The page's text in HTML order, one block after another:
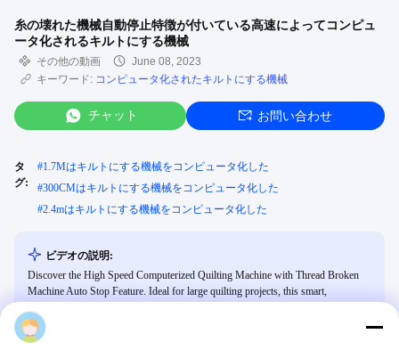
糸の壊れた機械自動停止特徴が付いている高速によってコンピュ
ータ化されるキルトにする機械
その他の動画
June 08, 2023
キーワード: コンピュータ化されたキルトにする機械
チャット お問い合わせ
タ
グ:
#1.7Mはキルトにする機械をコンピュータ化した
#300CMはキルトにする機械をコンピュータ化した
#2.4mはキルトにする機械をコンピュータ化した
ビデオの説明:
Discover the High Speed Computerized Quilting Machine with Thread Broken
Machine Auto Stop Feature. Ideal for large quilting projects, this smart,
adjustable thread tension, and an automatic feeding system for efficiency.